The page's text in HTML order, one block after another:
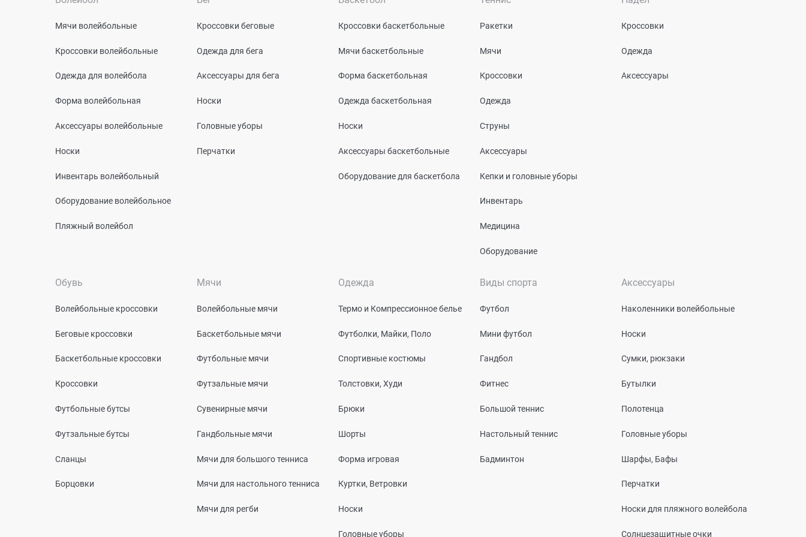
Мячи волейбольные
Кроссовки волейбольные
Одежда для волейбола
Форма волейбольная
Аксессуары волейбольные
Носки
Инвентарь волейбольный
Оборудование волейбольное
Пляжный волейбол
Кроссовки беговые
Одежда для бега
Аксессуары для бега
Носки
Головные уборы
Перчатки
Кроссовки баскетбольные
Мячи баскетбольные
Форма баскетбольная
Одежда баскетбольная
Носки
Аксессуары баскетбольные
Оборудование для баскетбола
Ракетки
Мячи
Кроссовки
Одежда
Струны
Аксессуары
Кепки и головные уборы
Инвентарь
Медицина
Оборудование
Кроссовки
Одежда
Аксессуары
Обувь
Волейбольные кроссовки
Беговые кроссовки
Баскетбольные кроссовки
Кроссовки
Футбольные бутсы
Футзальные бутсы
Сланцы
Борцовки
Мячи
Волейбольные мячи
Баскетбольные мячи
Футбольные мячи
Футзальные мячи
Сувенирные мячи
Гандбольные мячи
Мячи для большого тенниса
Мячи для настольного тенниса
Мячи для регби
Одежда
Термо и Компрессионное белье
Футболки, Майки, Поло
Спортивные костюмы
Толстовки, Худи
Брюки
Шорты
Форма игровая
Куртки, Ветровки
Носки
Головные уборы
Виды спорта
Футбол
Мини футбол
Гандбол
Фитнес
Большой теннис
Настольный теннис
Бадминтон
Аксессуары
Наколенники волейбольные
Носки
Сумки, рюкзаки
Бутылки
Полотенца
Головные уборы
Шарфы, Бафы
Перчатки
Носки для пляжного волейбола
Солнцезащитные очки